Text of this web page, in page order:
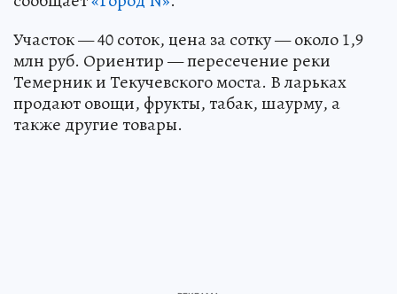
Участок — 40 соток, цена за сотку — около 1,9
млн руб. Ориентир — пересечение реки
Темерник и Текучевского моста. В ларьках
продают овощи, фрукты, табак, шаурму, а
также другие товары.